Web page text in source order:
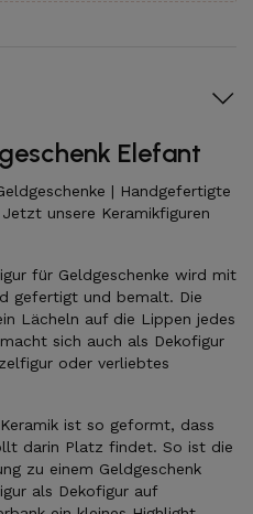
Elefant
| Handgefertigte
unsere Keramikfiguren
für Geldgeschenke wird mit
gefertigt und bemalt. Die
Lächeln auf die Lippen jedes
sich auch als Dekofigur
oder verliebtes
ist so geformt, dass
darin Platz findet. So ist die
zu einem Geldgeschenk
als Dekofigur auf